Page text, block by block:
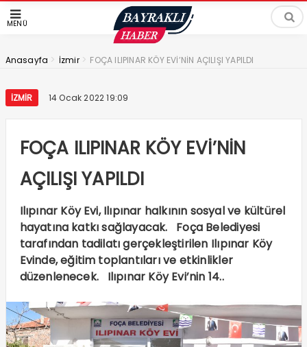
MENÜ
Anasayfa > İzmir > FOÇA ILIPINAR KÖY EVİ’NİN AÇILIŞI YAPILDI
İZMIR 14 Ocak 2022 19:09
FOÇA ILIPINAR KÖY EVİ’NİN
AÇILIŞI YAPILDI
Ilıpınar Köy Evi, Ilıpınar halkının sosyal ve kültürel
hayatına katkı sağlayacak. Foça Belediyesi
tarafından tadilatı gerçekleştirilen Ilıpınar Köy
Evinde, eğitim toplantıları ve etkinlikler
düzenlenecek. Ilıpınar Köy Evi’nin 14..